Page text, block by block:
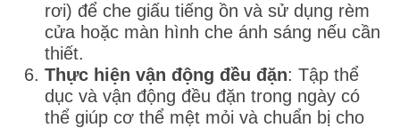
rơi) để che giấu tiếng ồn và sử dụng rèm
cửa hoặc màn hình che ánh sáng nếu cần
thiết.
Thực hiện vận động đều đặn: Tập thể
dục và vận động đều đặn trong ngày có
thể giúp cơ thể mệt mỏi và chuẩn bị cho